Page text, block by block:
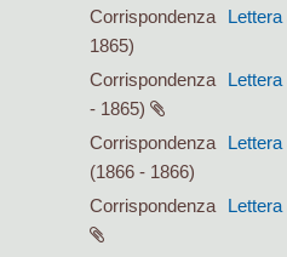
Corrispondenza
1865)
Corrispondenza
- 1865)
Corrispondenza
(1866 - 1866)
Corrispondenza